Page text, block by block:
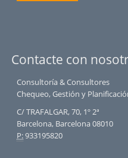
Contacte con
Consultoría & Consultores
Chequeo, Gestión y
C/ TRAFALGAR, 70, 1º 2ª
Barcelona, Barcelona 08010
P:933195820